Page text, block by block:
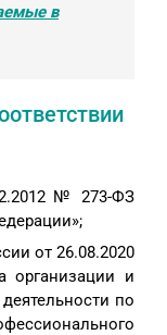
в
№ 273-ФЗ
от 26.08.2020
организации и
по